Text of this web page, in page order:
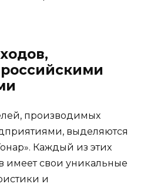
производимых
выделяются
Каждый из этих
имеет свои уникальные
и